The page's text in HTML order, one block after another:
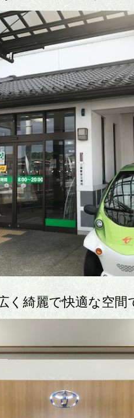
く綺麗で快適な空間